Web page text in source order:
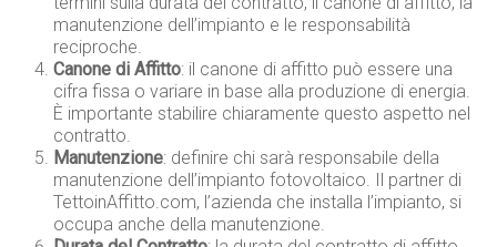
manutenzione dell’impianto e le responsabilità
reciproche.
Canone di Affitto: il canone di affitto può essere una
cifra fissa o variare in base alla produzione di energia.
È importante stabilire chiaramente questo aspetto nel
contratto.
Manutenzione: definire chi sarà responsabile della
manutenzione dell’impianto fotovoltaico. Il partner di
TettoinAffitto.com, l’azienda che installa l’impianto, si
occupa anche della manutenzione.